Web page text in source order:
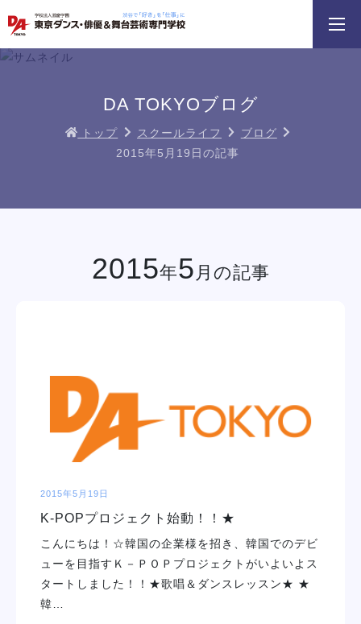
学科・専攻 資料請求 オープンキャンパス
DA TOKYOブログ
トップ スクールライフ
ブログ
2015年5月19日の記事
2015年5 月の記事
2015年5月19日
K-POPプロジェクト始動！！★
こんにちは！☆韓国の企業様を招き、韓国でのデビ
ューを目指すＫ－ＰＯＰプロジェクトがいよいよス
タートしました！！★歌唱＆ダンスレッスン★ ★
韓…
学校紹介
学科・専攻
就職・デビュー
入学案内